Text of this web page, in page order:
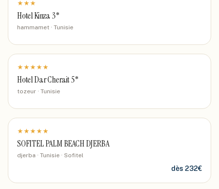
★ ★ ★
Hotel Kinza 3*
hammamet · Tunisie
★ ★ ★ ★ ★
Hotel Dar Cherait 5*
tozeur · Tunisie
★ ★ ★ ★ ★
SOFITEL PALM BEACH DJERBA
djerba · Tunisie · Sofitel
dès 232€